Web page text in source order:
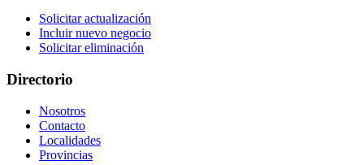
Solicitar actualización
Incluir nuevo negocio
Solicitar eliminación
Directorio
Nosotros
Contacto
Localidades
Provincias